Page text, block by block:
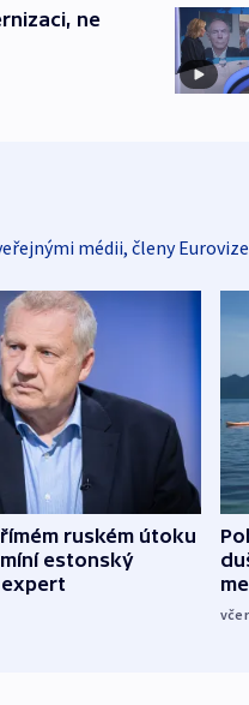
ne
médii, členy
ruském útoku
estonský